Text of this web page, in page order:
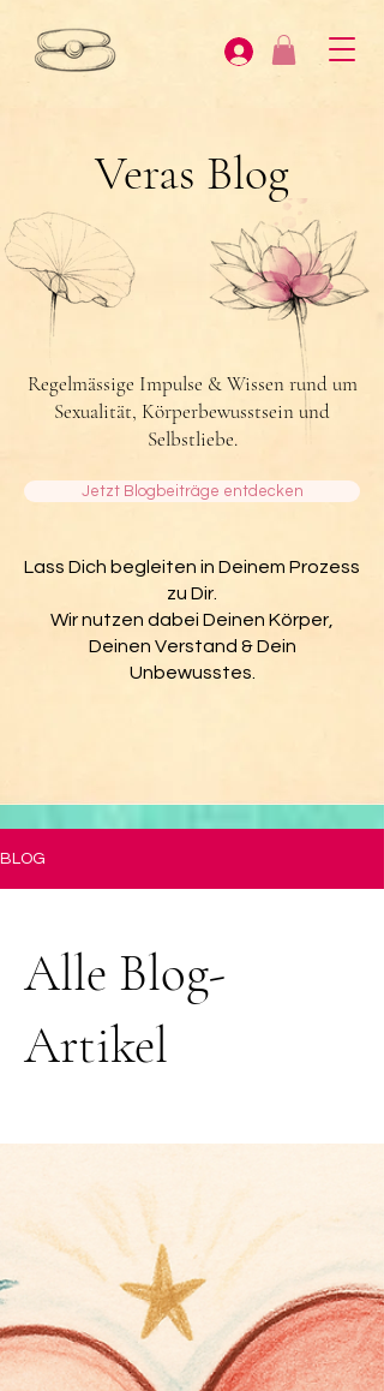
Veras Blog
Regelmässige Impulse & Wissen rund um
Sexualität, Körperbewusstsein und
Selbstliebe.
Jetzt Blogbeiträge entdecken
Lass Dich begleiten in Deinem Prozess
zu Dir.
Wir nutzen dabei Deinen Körper,
Deinen Verstand & Dein
Unbewusstes.
BLOG
Alle Blog-
Artikel